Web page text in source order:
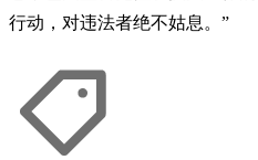
行动，对违法者绝不姑息。”